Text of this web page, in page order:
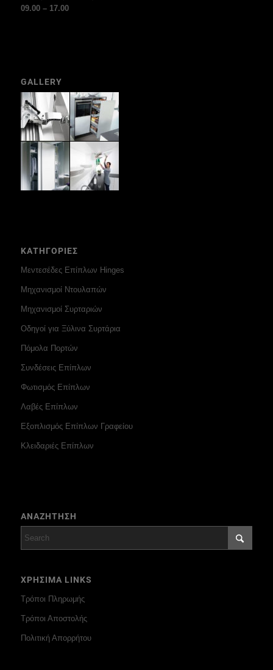
09.00 – 17.00
GALLERY
ΚΑΤΗΓΟΡΙΕΣ
Μεντεσέδες Επίπλων Hinges
Μηχανισμοί Ντουλαπών
Μηχανισμοί Συρταριών
Οδηγοί για Ξύλινα Συρτάρια
Πόμολα Πορτών
Συνδέσεις Επίπλων
Φωτισμός Επίπλων
Λαβές Επίπλων
Εξοπλισμός Επίπλων Γραφείου
Κλειδαριές Επίπλων
ΑΝΑΖΗΤΗΣΗ
ΧΡΗΣΙΜΑ LINKS
Τρόποι Πληρωμής
Τρόποι Αποστολής
Πολιτική Απορρήτου